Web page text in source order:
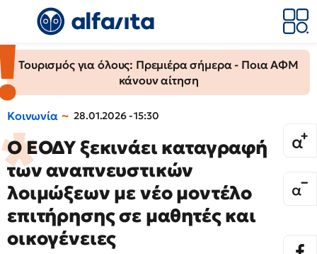
Τουρισμός για όλους: Πρεμιέρα σήμερα - Ποια ΑΦΜ
κάνουν αίτηση
Κοινωνία 28.01.2026 - 15:30
Ο ΕΟΔΥ ξεκινάει καταγραφή
των αναπνευστικών
λοιμώξεων με νέο μοντέλο
επιτήρησης σε μαθητές και
οικογένειες